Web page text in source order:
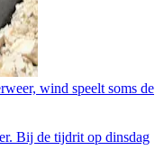
wind speelt soms de
Bij de tijdrit op dinsdag